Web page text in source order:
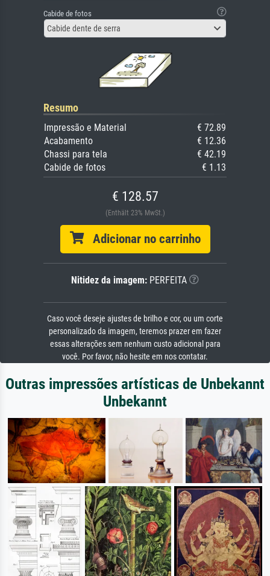
Cabide de fotos
Cabide dente de serra
Resumo
Impressão e Material
€ 72.89
Acabamento
€ 12.36
Chassi para tela
€ 42.19
Cabide de fotos
€ 1.13
€ 128.57
(Enthält 23% MwSt.)
Adicionar no carrinho
Nitidez da imagem: PERFEITA
Caso você deseje ajustes de brilho e cor, ou um corte
personalizado da imagem, teremos prazer em fazer
essas alterações sem nenhum custo adicional para
você. Por favor, não hesite em nos contatar.
Outras impressões artísticas de Unbekannt
Unbekannt